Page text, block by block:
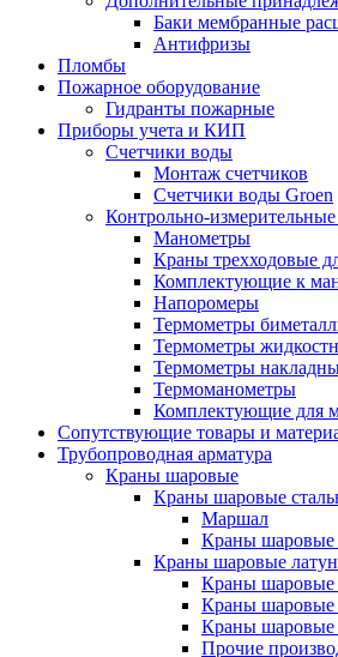
Баки мембранные
Антифризы
Пломбы
Пожарное оборудование
Гидранты пожарные
Приборы учета и КИП
Счетчики воды
Монтаж счетчиков
Счетчики воды Groen
Контрольно-
Манометры
Краны трехходовые
Комплектующие к
Напоромеры
Термометры
Термометры
Термометры
Термоманометры
Комплектующие для
Сопутствующие товары и
Трубопроводная арматура
Краны шаровые
Краны шаровые
Маршал
Краны шаровые
Краны шаровые
Краны шаровые
Краны шаровые
Краны шаровые
Прочие